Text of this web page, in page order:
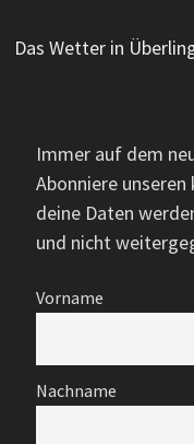
Das Wetter in
Immer auf dem
Abonniere
deine Daten
und nicht
Vorname
Nachname